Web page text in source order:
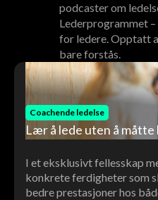
podcaster om
Lederprogrammet
for ledere. Opptatt
bare forstås.
Coachende ledelse
Lær å lede uten å måtte
I et eksklusivt fellesskap
konkrete ferdigheter som
bedre prestasjoner hos